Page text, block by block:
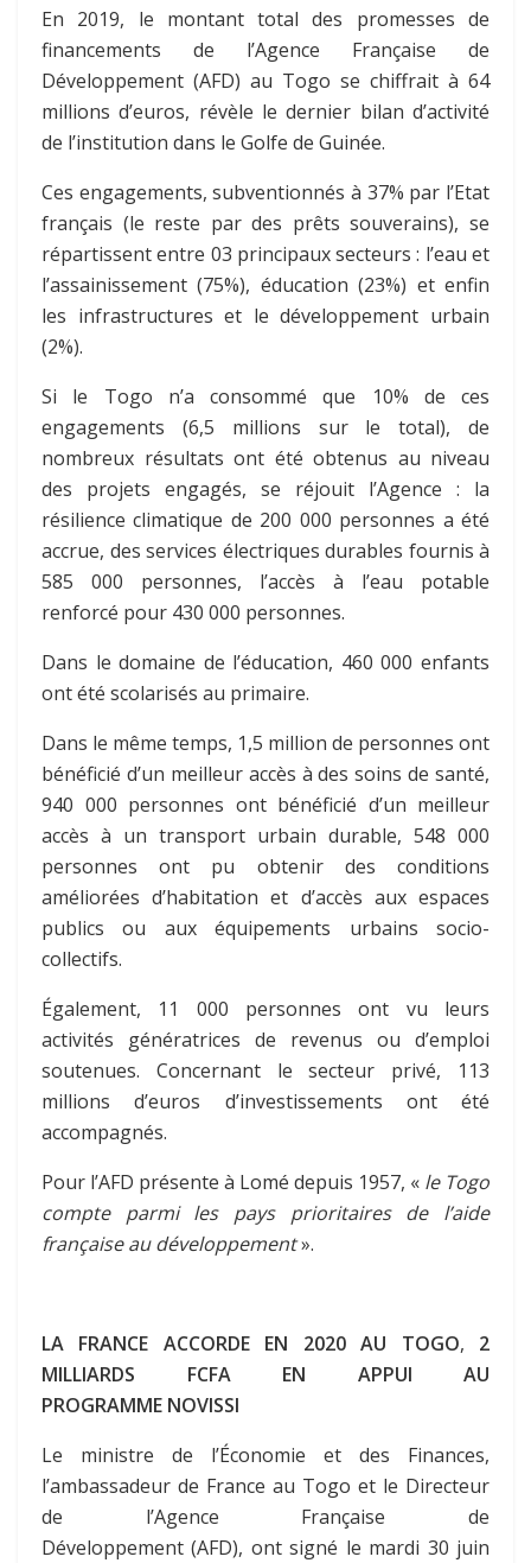
En 2019, le montant total des promesses de
financements de l’Agence Française de
Développement (AFD) au Togo se chiffrait à 64
millions d’euros, révèle le dernier bilan d’activité
de l’institution dans le Golfe de Guinée.
Ces engagements, subventionnés à 37% par l’Etat
français (le reste par des prêts souverains), se
répartissent entre 03 principaux secteurs : l’eau et
l’assainissement (75%), éducation (23%) et enfin
les infrastructures et le développement urbain
(2%).
Si le Togo n’a consommé que 10% de ces
engagements (6,5 millions sur le total), de
nombreux résultats ont été obtenus au niveau
des projets engagés, se réjouit l’Agence : la
résilience climatique de 200 000 personnes a été
accrue, des services électriques durables fournis à
585 000 personnes, l’accès à l’eau potable
renforcé pour 430 000 personnes.
Dans le domaine de l’éducation, 460 000 enfants
ont été scolarisés au primaire.
Dans le même temps, 1,5 million de personnes ont
bénéficié d’un meilleur accès à des soins de santé,
940 000 personnes ont bénéficié d’un meilleur
accès à un transport urbain durable, 548 000
personnes ont pu obtenir des conditions
améliorées d’habitation et d’accès aux espaces
publics ou aux équipements urbains socio-
collectifs.
Également, 11 000 personnes ont vu leurs
activités génératrices de revenus ou d’emploi
soutenues. Concernant le secteur privé, 113
millions d’euros d’investissements ont été
accompagnés.
Pour l’AFD présente à Lomé depuis 1957, « le Togo
compte parmi les pays prioritaires de l’aide
française au développement».
LA FRANCE ACCORDE EN 2020 AU TOGO, 2
MILLIARDS FCFA EN APPUI AU
PROGRAMME NOVISSI
Le ministre de l’Économie et des Finances,
l’ambassadeur de France au Togo et le Directeur
de l’Agence Française de
Développement (AFD), ont signé le mardi 30 juin